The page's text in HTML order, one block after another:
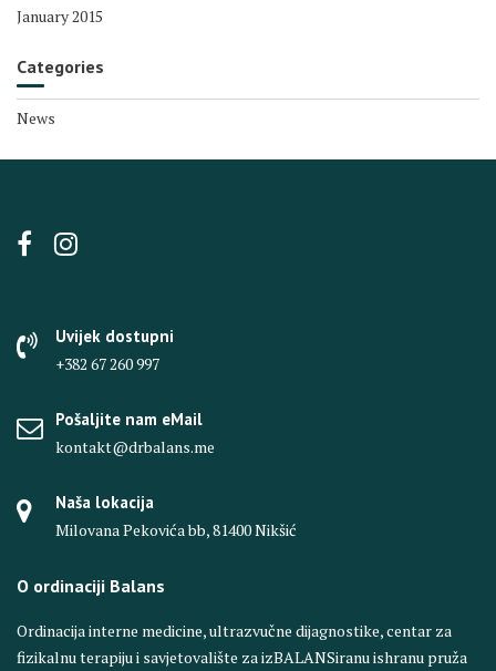
January 2015
Categories
News
Uvijek dostupni
+382 67 260 997
Pošaljite nam eMail
kontakt@drbalans.me
Naša lokacija
Milovana Pekovića bb, 81400 Nikšić
O ordinaciji Balans
Ordinacija interne medicine, ultrazvučne dijagnostike, centar za
fizikalnu terapiju i savjetovalište za izBALANSiranu ishranu pruža